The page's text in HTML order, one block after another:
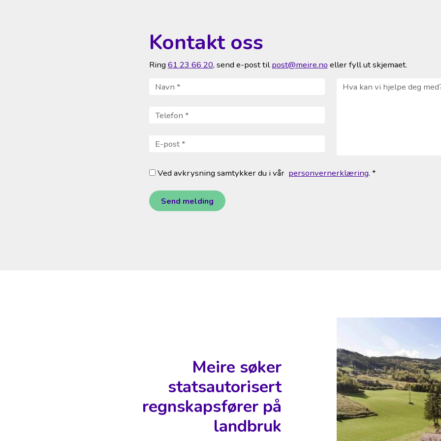
Kontakt oss
Ring 61 23 66 20, send e-post tilpost@meire.no eller fyll ut skjemaet.
Navn *
Telefon *
E-post*
Hva kan vi hjelpe deg
Ved avkrysning samtykker du i vår personvernerklæring. *
Send melding
Meire søker
statsautorisert
regnskapsfører på
landbruk